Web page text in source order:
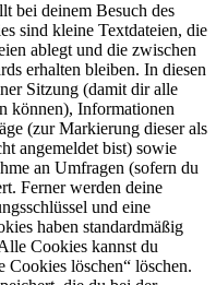
bei deinem Besuch des
sind kleine Textdateien, die
ablegt und die zwischen
erhalten bleiben. In diesen
Sitzung (damit dir alle
können), Informationen
(zur Markierung dieser als
angemeldet bist) sowie
an Umfragen (sofern du
Ferner werden deine
und eine
haben standardmäßig
Cookies kannst du
löschen“ löschen.